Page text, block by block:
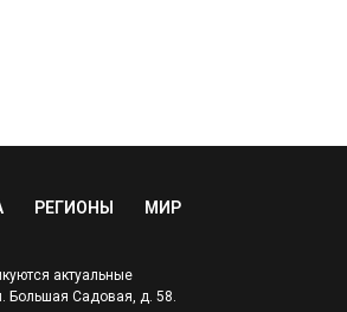
РЕГИОНЫ МИР
актуальные
Большая Садовая, д. 58.